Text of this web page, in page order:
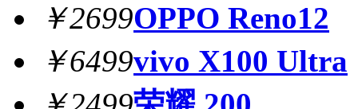
￥2699OPPO Reno12
￥6499vivo X100 Ultra